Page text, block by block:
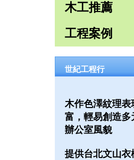
木工推薦
工程案例
世紀工程行
木作色澤紋理表
富，輕易創造多
辦公室風貌
提供台北文山衣